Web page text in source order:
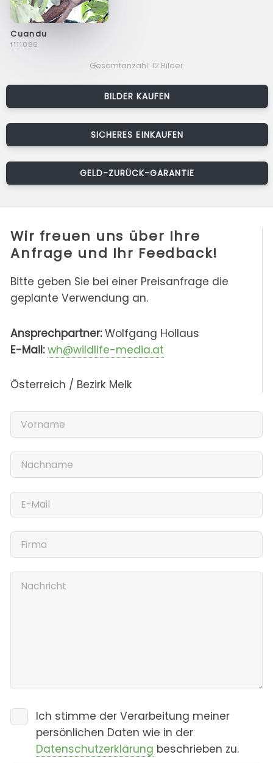
Cuandu
f111086
Gesamtanzahl: 12 Bilder
BILDER KAUFEN
SICHERES EINKAUFEN
GELD-ZURÜCK-GARANTIE
Wir freuen uns über Ihre
Anfrage und Ihr Feedback!
Bitte geben Sie bei einer Preisanfrage die
geplante Verwendung an.
Ansprechpartner:Wolfgang Hollaus
E-Mail: wh@wildlife-media.at
Österreich / Bezirk Melk
Ich stimme der Verarbeitung meiner
persönlichen Daten wie in der
Datenschutzerklärung beschrieben zu.